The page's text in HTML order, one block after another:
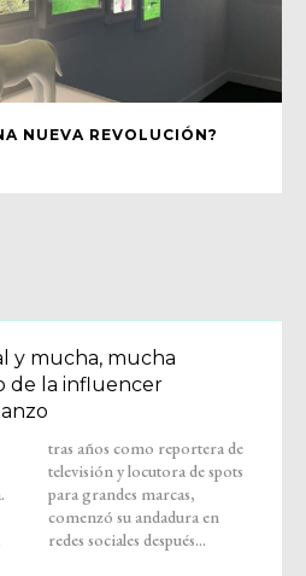
NUEVA REVOLUCIÓN?
y mucha, mucha
de la influencer
redes sociales después...